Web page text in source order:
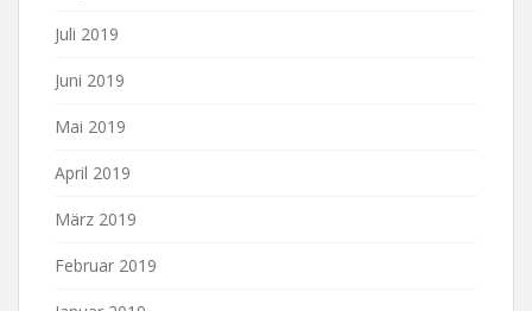
Juli 2019
Juni 2019
Mai 2019
April 2019
März 2019
Februar 2019